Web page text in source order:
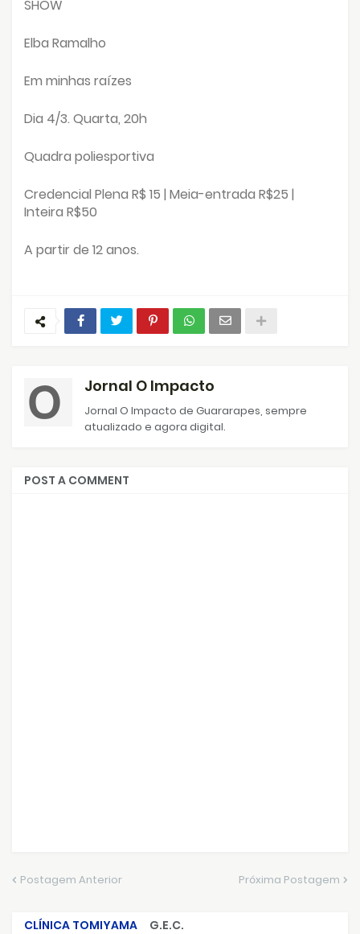
SHOW
Elba Ramalho
Em minhas raízes
Dia 4/3. Quarta, 20h
Quadra poliesportiva
Credencial Plena R$ 15 | Meia-entrada R$25 |
Inteira R$50
A partir de 12 anos.
Jornal O Impacto
Jornal O Impacto de Guararapes, sempre
atualizado e agora digital.
POST A COMMENT
Postagem Anterior Próxima Postagem
CLÍNICA TOMIYAMA G.E.C.